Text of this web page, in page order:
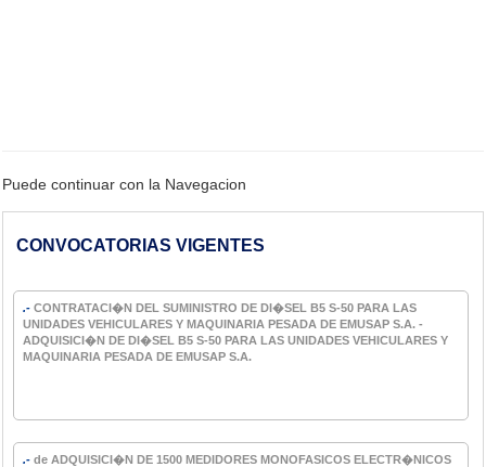
Puede continuar con la Navegacion
CONVOCATORIAS VIGENTES
.- CONTRATACI�N DEL SUMINISTRO DE DI�SEL B5 S-50 PARA LAS
UNIDADES VEHICULARES Y MAQUINARIA PESADA DE EMUSAP S.A. -
ADQUISICI�N DE DI�SEL B5 S-50 PARA LAS UNIDADES VEHICULARES Y
MAQUINARIA PESADA DE EMUSAP S.A.
.- de ADQUISICI�N DE 1500 MEDIDORES MONOFASICOS ELECTR�NICOS